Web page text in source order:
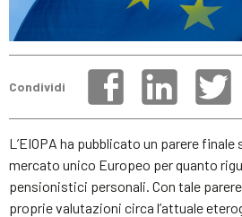
Condividi
L’EIOPA ha pubblicato un parere
mercato unico Europeo per quanto
pensionistici personali. Con tale
proprie valutazioni circa l’attuale